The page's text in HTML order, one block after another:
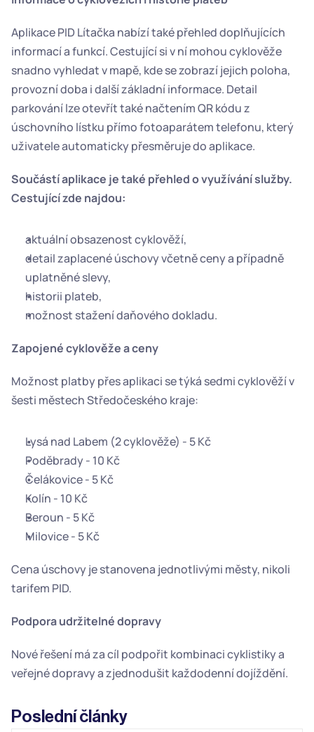
Aplikace PID Lítačka nabízí také přehled doplňujících
informací a funkcí. Cestující si v ní mohou cyklověže
snadno vyhledat v mapě, kde se zobrazí jejich poloha,
provozní doba i další základní informace. Detail
parkování lze otevřít také načtením QR kódu z
úschovního lístku přímo fotoaparátem telefonu, který
uživatele automaticky přesměruje do aplikace.
Součástí aplikace je také přehled o využívání služby.
Cestující zde najdou:
aktuální obsazenost cyklověží,
detail zaplacené úschovy včetně ceny a případně
uplatněné slevy,
historii plateb,
možnost stažení daňového dokladu.
Zapojené cyklověže a ceny
Možnost platby přes aplikaci se týká sedmi cyklověží v
šesti městech Středočeského kraje:
Lysá nad Labem (2 cyklověže) - 5 Kč
Poděbrady - 10 Kč
Čelákovice - 5 Kč
Kolín - 10 Kč
Beroun - 5 Kč
Milovice - 5 Kč
Cena úschovy je stanovena jednotlivými městy, nikoli
tarifem PID.
Podpora udržitelné dopravy
Nové řešení má za cíl podpořit kombinaci cyklistiky a
veřejné dopravy a zjednodušit každodenní dojíždění.
Poslední články